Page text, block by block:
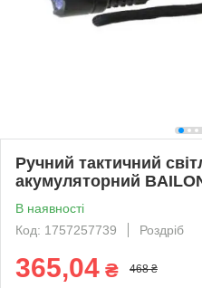
Ручний тактичний
акумуляторний
В наявності
Код: 1757257739
Роздріб
365,04 ₴ 468 ₴